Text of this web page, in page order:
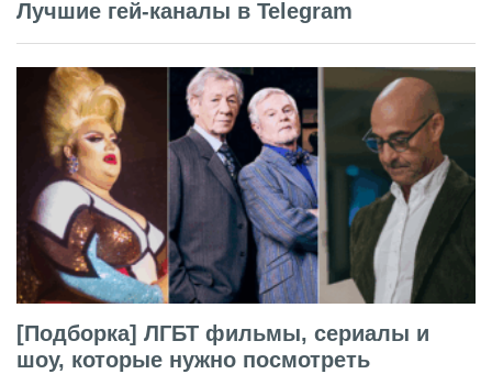
Лучшие гей-каналы в Telegram
[Подборка] ЛГБТ фильмы, сериалы и
шоу, которые нужно посмотреть